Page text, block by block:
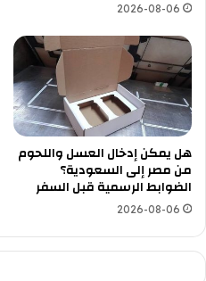
2026-08-06
هل يمكن إدخال العسل واللحوم
من مصر إلى السعودية؟
الضوابط الرسمية قبل السفر
2026-08-06